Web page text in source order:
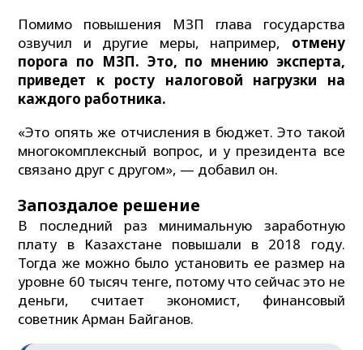
Помимо повышения МЗП глава государства
озвучил и другие меры, например, отмену
порога по МЗП. Это, по мнению эксперта,
приведет к росту налоговой нагрузки на
каждого работника.
«Это опять же отчисления в бюджет. Это такой
многокомплексный вопрос, и у президента все
связано друг с другом», — добавил он.
Запоздалое решение
В последний раз минимальную заработную
плату в Казахстане повышали в 2018 году.
Тогда же можно было установить ее размер на
уровне 60 тысяч тенге, потому что сейчас это не
деньги, считает экономист, финансовый
советник Арман Байганов.